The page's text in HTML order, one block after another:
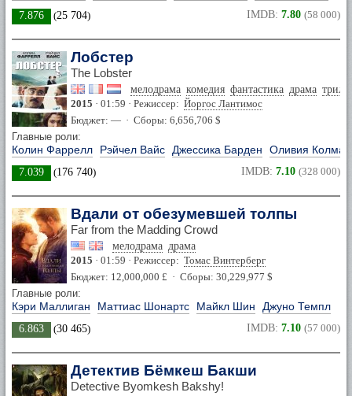
7.876 (25 704) IMDB: 7.80 (58 000)
Лобстер
The Lobster
мелодрама комедия фантастика драма
2015 · 01:59 · Режиссер: Йоргос Лантимос
Бюджет: — · Сборы: 6,656,706 $
Главные роли:
Колин Фаррелл Рэйчел Вайс Джессика Барден Оливия Колман
7.039 (176 740) IMDB: 7.10 (328 000)
Вдали от обезумевшей толпы
Far from the Madding Crowd
мелодрама драма
2015 · 01:59 · Режиссер: Томас Винтерберг
Бюджет: 12,000,000 £ · Сборы: 30,229,977 $
Главные роли:
Кэри Маллиган Маттиас Шонартс Майкл Шин Джуно Темпл
6.863 (30 465) IMDB: 7.10 (57 000)
Детектив Бёмкеш Бакши
Detective Byomkesh Bakshy!